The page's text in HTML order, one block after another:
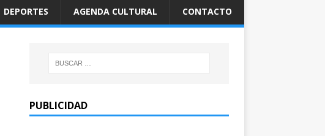
DEPORTES AGENDA CULTURAL CONTACTO
PUBLICIDAD